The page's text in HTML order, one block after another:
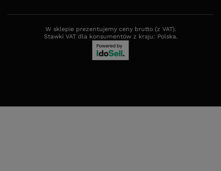
W sklepie prezentujemy ceny brutto (z VAT).
Stawki VAT dla konsumentów z kraju: Polska.